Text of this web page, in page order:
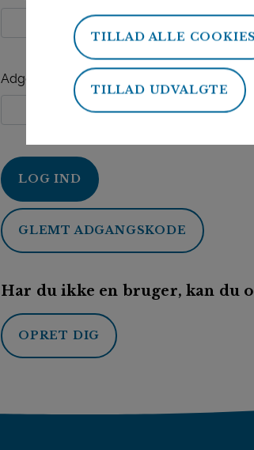
TILLAD ALLE COOKIES
TILLAD UDVALGTE
Adgangskode
LOG IND
GLEMT ADGANGSKODE
Har du ikke en bruger, kan du
OPRET DIG